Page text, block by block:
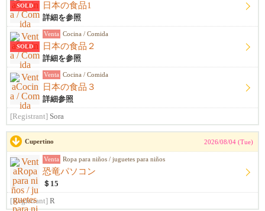
SOLD 日本の食品1
詳細を参照
SOLD
Venta Cocina / Comida
日本の食品２
詳細を参照
Venta Cocina / Comida
日本の食品３
詳細参照
[Registrant] Sora
Cupertino 2026/08/04 (Tue)
Venta Ropa para niños / juguetes para niños
恐竜パソコン
＄15
[Registrant] R